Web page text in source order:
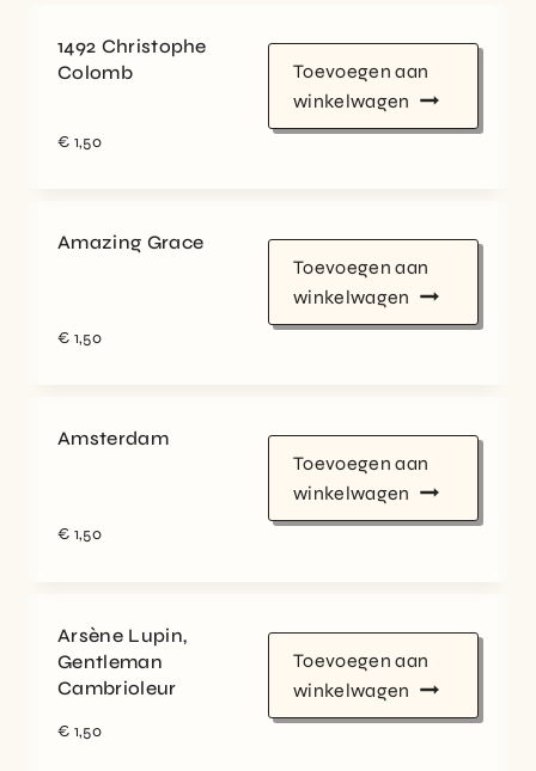
1492 Christophe
Colomb
€ 1,50
Toevoegen aan
winkelwagen
Amazing Grace
€ 1,50
Toevoegen aan
winkelwagen
Amsterdam
€ 1,50
Toevoegen aan
winkelwagen
Arsène Lupin,
Gentleman
Cambrioleur
€ 1,50
Toevoegen aan
winkelwagen